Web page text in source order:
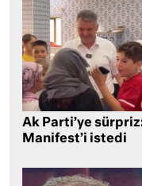
Ak Parti’ye
Manifest’i istedi